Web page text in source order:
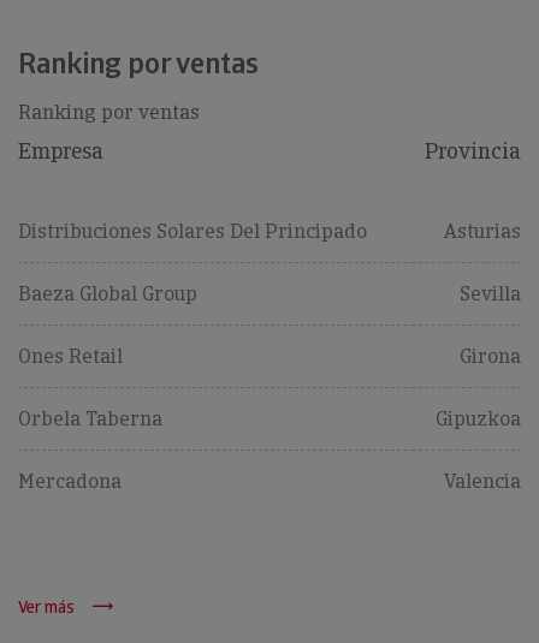
Ranking por ventas
Ranking por ventas
Empresa Provincia
Distribuciones Solares Del Principado Asturias
Baeza Global Group Sevilla
Ones Retail Girona
Orbela Taberna Gipuzkoa
Mercadona Valencia
Ver más